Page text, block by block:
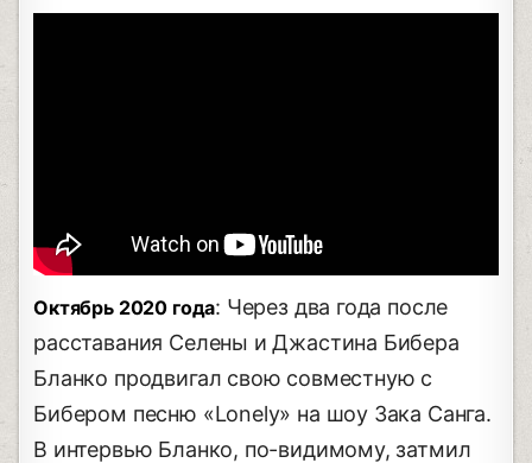
Октябрь 2020 года: Через два года после
расставания Селены и Джастина Бибера
Бланко продвигал свою совместную с
Бибером песню «Lonely» на шоу Зака ​​Санга.
В интервью Бланко, по-видимому, затмил